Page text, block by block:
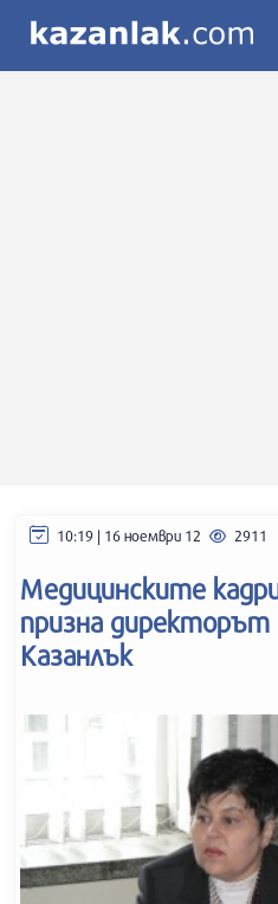
10:19 | 16 ноември 12 2911
Медицинските
призна
Казанлък